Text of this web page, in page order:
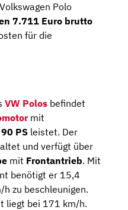
Polo
7.711 Euro brutto
für die
VW Polos befindet
mit
90 PS leistet. Der
und verfügt über
mit Frontantrieb. Mit
benötigt er 15,4
zu beschleunigen.
liegt bei 171 km/h.